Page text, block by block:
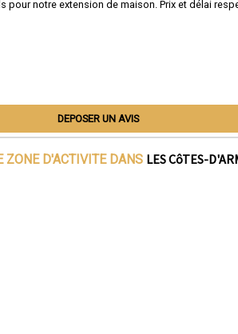
pour notre extension de maison. Prix et délai
DEPOSER UN AVIS
ZONE D'ACTIVITE DANS LES CôTES-